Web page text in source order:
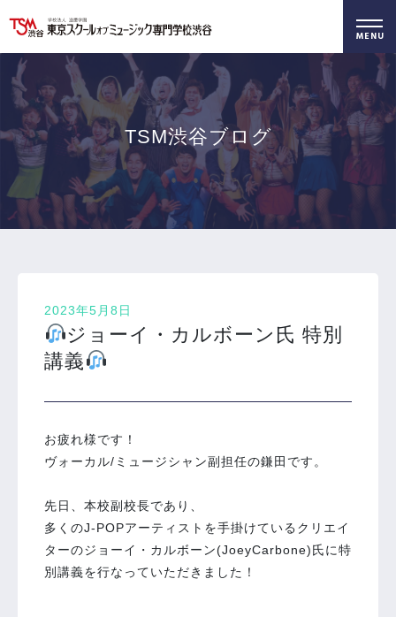
学科・専攻 資料請求 オープンキャンパス
TSM渋谷ブログ
2023年5月8日
ジョーイ・カルボーン氏 特別
講義
お疲れ様です！
ヴォーカル/ミュージシャン副担任の鎌田です。
先日、本校副校長であり、
多くのJ-POPアーティストを手掛けているクリエイ
ターのジョーイ・カルボーン(JoeyCarbone)氏に特
別講義を行なっていただきました！